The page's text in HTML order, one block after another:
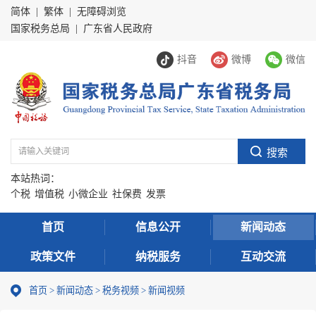
简体 繁体
无障碍浏览
国家税务总局
广东省人民政府
抖音 微博 微信
本站热词：
个税 增值税 小微企业 社保费 发票
首页 信息公开 新闻动态
政策文件 纳税服务 互动交流
首页 > 新闻动态 > 税务视频 > 新闻视频